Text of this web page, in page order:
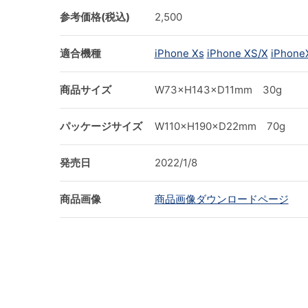
参考価格(税込) 2,500
適合機種 iPhone Xs iPhone XS/X
商品サイズ W73×H143×D11mm 30g
パッケージサイズ W110×H190×D22mm 70g
発売日 2022/1/8
商品画像 商品画像ダウンロードページ